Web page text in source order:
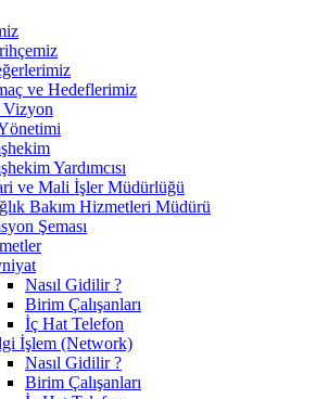
ve Hedeflerimiz
Yardımcısı
ve Mali İşler Müdürlüğü
Bakım Hizmetleri Müdürü
Şeması
Nasıl Gidilir ?
Birim Çalışanları
İç Hat Telefon
İşlem (Network)
Nasıl Gidilir ?
Birim Çalışanları